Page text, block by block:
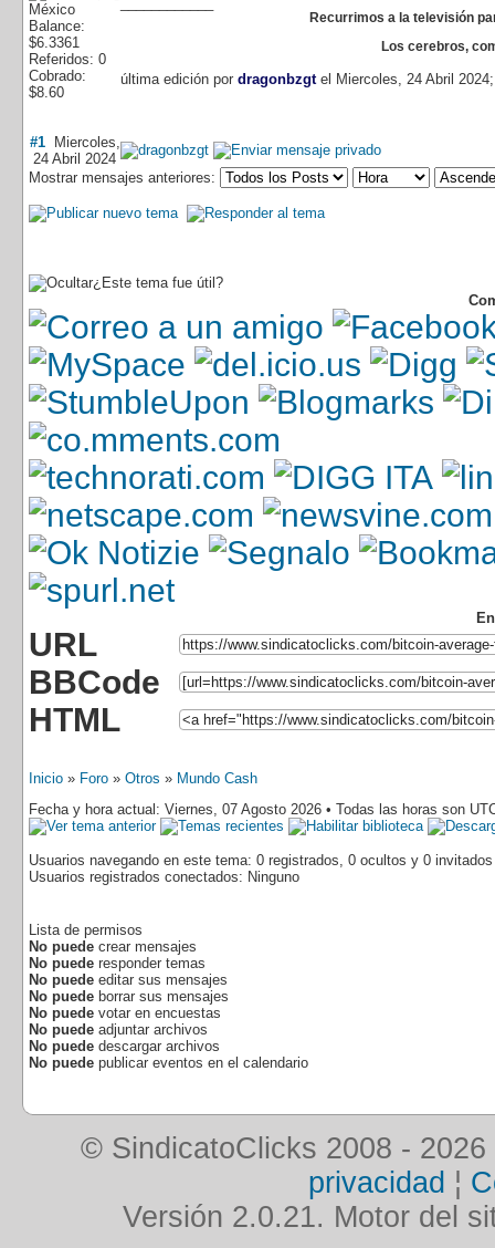
México
Balance:
$6.3361
Referidos: 0
Cobrado:
$8.60
Recurrimos a la televisión
Los cerebros,
última edición por dragonbzgtel Miercoles, 24 Abril
#1Miercoles,
24 Abril 2024
Mostrar mensajes anteriores:
¿Este tema fue útil?
URL
BBCode
HTML
Inicio » Foro » Otros » Mundo Cash
Fecha y hora actual: Viernes, 07 Agosto 2026 • Todas las horas son
Usuarios navegando en este tema: 0 registrados, 0 ocultos y 0 invitados
Usuarios registrados conectados: Ninguno
Lista de permisos
No puede crear mensajes
No puede responder temas
No puede editar sus mensajes
No puede borrar sus mensajes
No puede votar en encuestas
No puede adjuntar archivos
No puede descargar archivos
No puede publicar eventos en el calendario
© SindicatoClicks 2008 - 2026
privacidad ¦
Versión 2.0.21. Motor del